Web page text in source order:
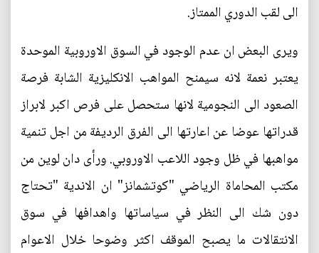
الى لقب الدوري الممتاز.
ويرى البعض ان عدم الوجود في السوق الاوروبية الموحدة
يعتبر نعمة لانه سيمنح المواهب الانكليزية الشابة فرصة
الصعود الى النجومية لانها ستحصل على فرص اكبر لابراز
قدراتها عوضا عن اعارتها الى الفرق الرديفة من اجل تنمية
مواهبها في ظل وجود اللاعب الاوروبي. ورأى دان لوين من
مكتب المحاماة الرياضي "كوتشمانز" ان الاندية "تحتاج
دون شك الى النظر في سياساتها واهدافها في سوق
الانتقالات ما يصبح الموقف اكثر وضوحا خلال الاعوام